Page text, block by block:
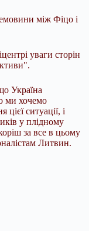
між Фіцо і
уваги сторін
Україна
ми хочемо
цієї ситуації, і
у плідному
за все в цьому
Литвин.